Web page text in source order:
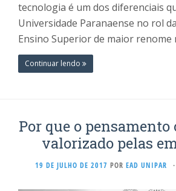
tecnologia é um dos diferenciais
Universidade Paranaense no rol
Ensino Superior de maior renome
Continuar lendo
Por que o
valorizado pelas
19 DE JULHO DE 2017 POR EAD UNIPAR ·